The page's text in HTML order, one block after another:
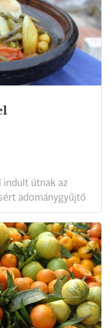
indult útnak az
adománygyűjtő